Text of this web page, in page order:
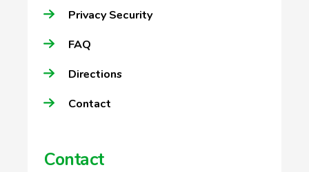
Privacy Security
FAQ
Directions
Contact
Contact